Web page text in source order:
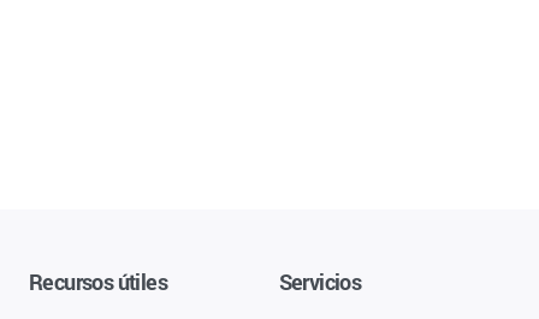
Recursos útiles Servicios